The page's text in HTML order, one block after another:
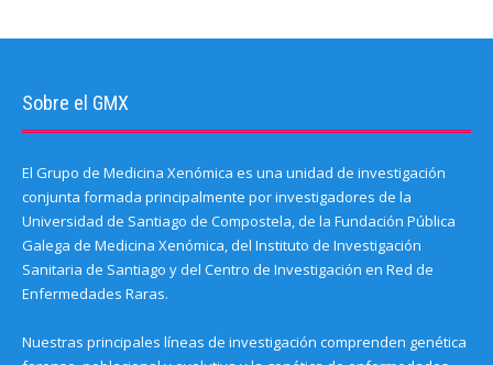
Sobre el GMX
El Grupo de Medicina Xenómica es una unidad de investigación
conjunta formada principalmente por investigadores de la
Universidad de Santiago de Compostela, de la Fundación Pública
Galega de Medicina Xenómica, del Instituto de Investigación
Sanitaria de Santiago y del Centro de Investigación en Red de
Enfermedades Raras.
Nuestras principales líneas de investigación comprenden genética